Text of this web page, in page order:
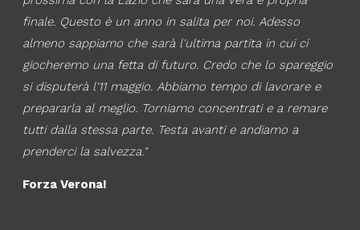
finale. Questo è un anno in salita per noi. Adesso
almeno sappiamo che sarà l'ultima partita in cui ci
giocheremo una fetta di futuro. Credo che lo spareggio
si disputerà l'11 maggio. Abbiamo tempo di lavorare e
prepararla al meglio. Torniamo concentrati e a remare
tutti dalla stessa parte. Testa avanti e andiamo a
prenderci la salvezza."
Forza Verona!